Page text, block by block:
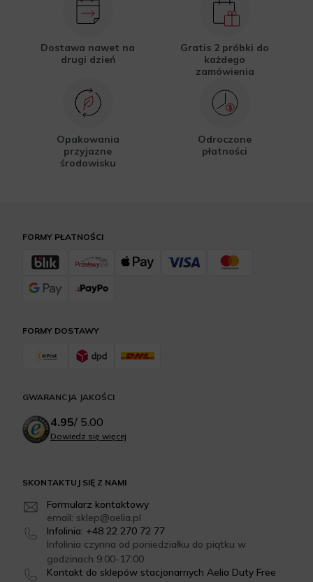
Dostawa nawet na
drugi dzień
Gratis 2 próbki do
każdego
zamówienia
Opakowania
przyjazne
środowisku
Odroczone
płatności
SKONTAKTUJ SIĘ Z NAMI
Formularz kontaktowy
email: sklep@aelia.pl
Infolinia: +48 22 270 72 77
Infolinia czynna od poniedziałku do piątku w
godzinach 9:00-17:00
Kontakt do sklepów stacjonarnych Aelia Duty Free
FORMY DOSTAWY
FORMY PŁATNOŚCI
GWARANCJA JAKOŚCI
4.95/ 5.00
Dowiedz się więcej